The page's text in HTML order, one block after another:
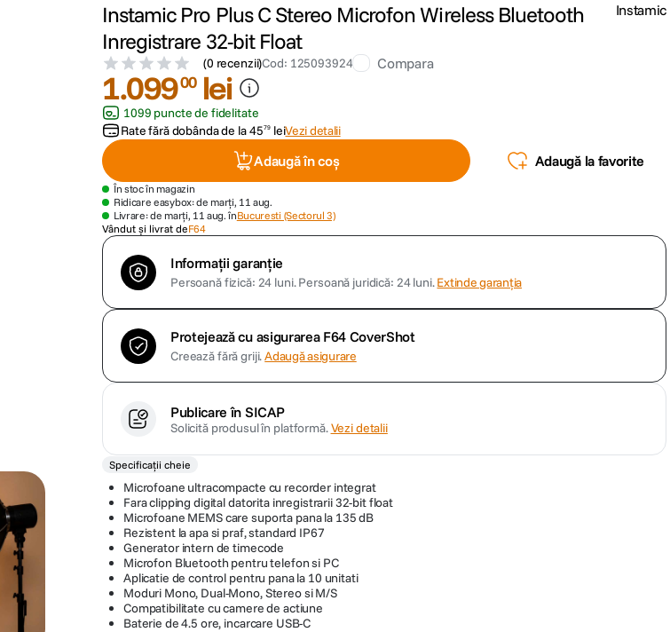
Instamic Pro Plus C Stereo Microfon Wireless Bluetooth
Inregistrare 32-bit Float
(0 recenzii)Cod: 125093924 Compara
Instamic
1.09900 lei
1099 puncte de fidelitate
Rate fără dobânda de la4579 leiVezi detalii
Adaugă în coș Adaugă la favorite
În stoc în magazin
Ridicare easybox: de marți, 11 aug.
Livrare: de marți, 11 aug. înBucuresti (Sectorul 3)
Vândut și livrat deF64
Informații garanție
Persoană fizică: 24 luni.Persoană juridică: 24 luni.Extinde garanția
Protejează cu asigurarea F64 CoverShot
Creează fără griji.Adaugă asigurare
Publicare în SICAP
Solicită produsul în platformă.Vezi detalii
Specificații cheie
Microfoane ultracompacte cu recorder integrat
Fara clipping digital datorita inregistrarii 32-bit float
Microfoane MEMS care suporta pana la 135 dB
Rezistent la apa si praf, standard IP67
Generator intern de timecode
Microfon Bluetooth pentru telefon si PC
Aplicatie de control pentru pana la 10 unitati
Moduri Mono, Dual-Mono, Stereo si M/S
Compatibilitate cu camere de actiune
Baterie de 4.5 ore, incarcare USB-C